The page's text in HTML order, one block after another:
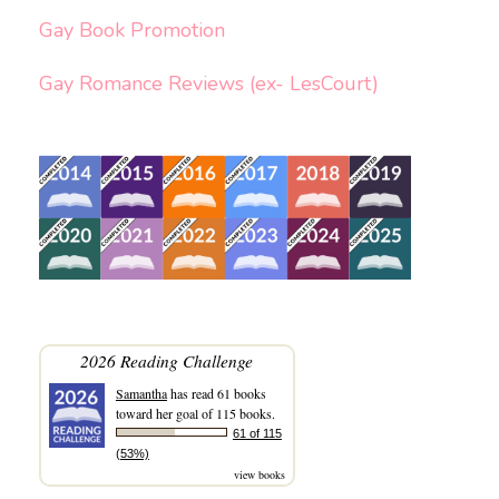
Gay Book Promotion
Gay Romance Reviews (ex- LesCourt)
2026 Reading Challenge
Samanthahas read 61 books
toward her goal of 115 books.
61 of 115
(53%)
view books